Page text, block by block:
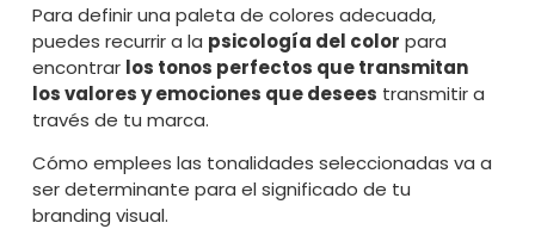
Para definir una paleta de colores adecuada,
puedes recurrir a la psicología del color para
encontrar los tonos perfectos que transmitan
los valores y emociones que desees transmitir a
través de tu marca.
Cómo emplees las tonalidades seleccionadas va a
ser determinante para el significado de tu
branding visual.